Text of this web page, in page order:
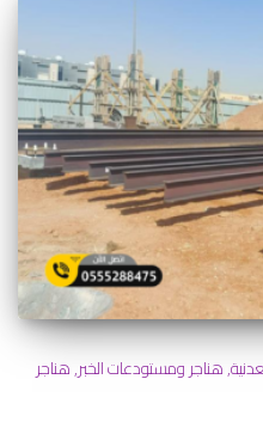
هناجر ومستودعات الخبر هناجر